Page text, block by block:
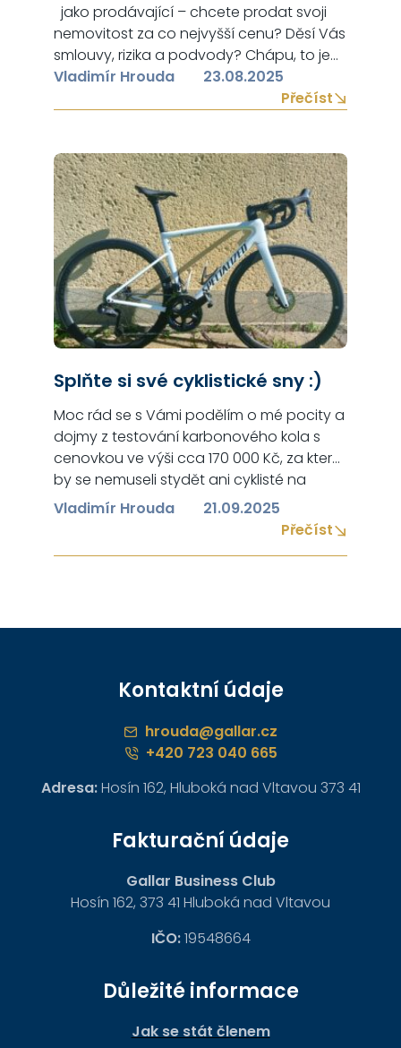
jako prodávající – chcete prodat svoji
nemovitost za co nejvyšší cenu? Děsí Vás
smlouvy, rizika a podvody? Chápu, to je
přirozené. Svěřte svoji nemovitost do
péče paní Szepové a máte jistotu, že vše
ověřeného klienta hledám bezbariérový
byt v osobním vlastnictví v hodnotě…
Vladimír Hrouda
23.08.2025
Přečíst
Splňte si své cyklistické sny :)
Moc rád se s Vámi podělím o mé pocity a
dojmy z testování karbonového kola s
cenovkou ve výši cca 170 000 Kč, za které
by se nemuseli stydět ani cyklisté na
slavné Tour de France. Jaký byl můj první
dojem, když jsem poprvé roztočil pedály?
Vladimír Hrouda
21.09.2025
Přečíst
Kontaktní údaje
hrouda@gallar.cz
+420 723 040 665
Adresa:Hosín 162, Hluboká nad Vltavou 373 41
Fakturační údaje
Gallar Business Club
Hosín 162, 373 41 Hluboká nad Vltavou
IČO:19548664
Důležité informace
Jak se stát členem